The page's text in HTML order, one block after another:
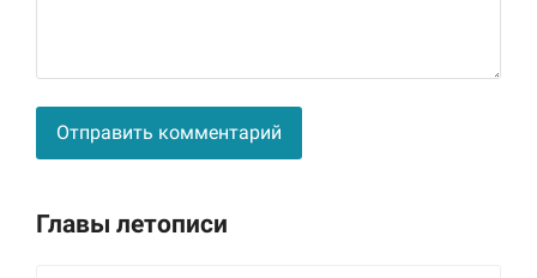
Главы летописи